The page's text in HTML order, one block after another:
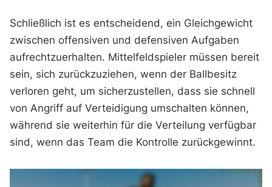
Schließlich ist es entscheidend, ein Gleichgewicht
zwischen offensiven und defensiven Aufgaben
aufrechtzuerhalten. Mittelfeldspieler müssen bereit
sein, sich zurückzuziehen, wenn der Ballbesitz
verloren geht, um sicherzustellen, dass sie schnell
von Angriff auf Verteidigung umschalten können,
während sie weiterhin für die Verteilung verfügbar
sind, wenn das Team die Kontrolle zurückgewinnt.